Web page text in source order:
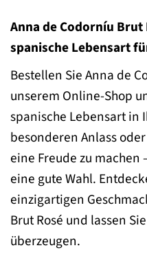
Anna de Codorníu
spanische Lebensart
Bestellen Sie Anna de
unserem Online-Shop
spanische Lebensart in
besonderen Anlass
eine Freude zu machen
eine gute Wahl.
einzigartigen
Brut Rosé und lassen
überzeugen.